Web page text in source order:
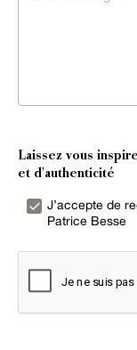
Laissez vous
et d'authenticité
J’accepte de
Patrice Besse